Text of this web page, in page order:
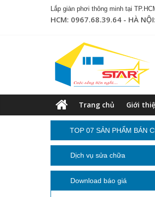
Lắp giàn phơi thông minh tại
HCM: 0967.68.39.64 - HÀ
Trang chủ Giới
TOP 07 SẢN PHẨM BÁN
Dịch vụ sửa chữa
Download báo giá